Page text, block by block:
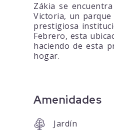
Zákia se
Victoria, un
prestigiosa
Febrero, esta
haciendo de esta
hogar.
Amenidades
Jardín